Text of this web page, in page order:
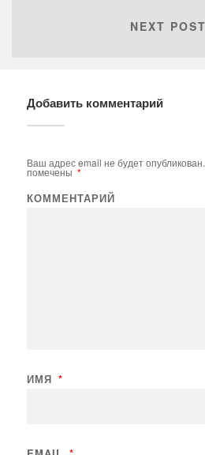
NEXT
Добавить комментарий
Ваш адрес email не будет опубликован.
помечены *
КОММЕНТАРИЙ
ИМЯ *